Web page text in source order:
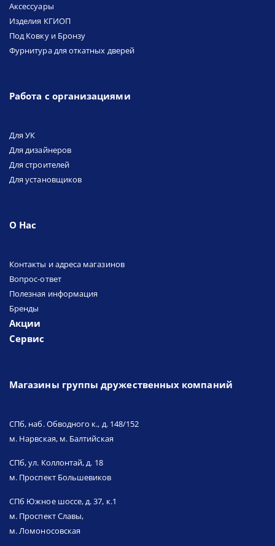
Аксессуары
Изделия КГИОП
Под Ковку и Бронзу
Фурнитура для откатных дверей
Работа с организациями
Для УК
Для дизайнеров
Для строителей
Для установщиков
О Нас
Контакты и адреса магазинов
Вопрос-ответ
Полезная информация
Бренды
Акции
Сервис
Магазины группы дружественных компаний
СПб, наб. Обводного к., д. 148/152
м. Нарвская, м. Балтийская
СПб, ул. Коллонтай, д. 18
м. Проспект Большевиков
СПб Южное шоссе, д. 37, к.1
м. Проспект Славы,
м. Ломоносовская